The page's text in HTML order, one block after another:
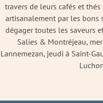
travers de leurs cafés et
artisanalement par les bons
dégager toutes les saveurs
Salies & Montréjeau,
Lannemezan, jeudi à Saint-